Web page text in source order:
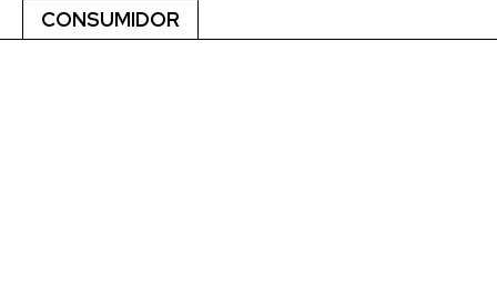
CONSUMIDOR